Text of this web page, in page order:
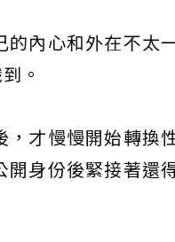
內心和外在不太
。
才慢慢開始轉換
身份後緊接著還